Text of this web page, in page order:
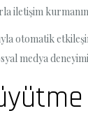
iletişim
otomatik
medya